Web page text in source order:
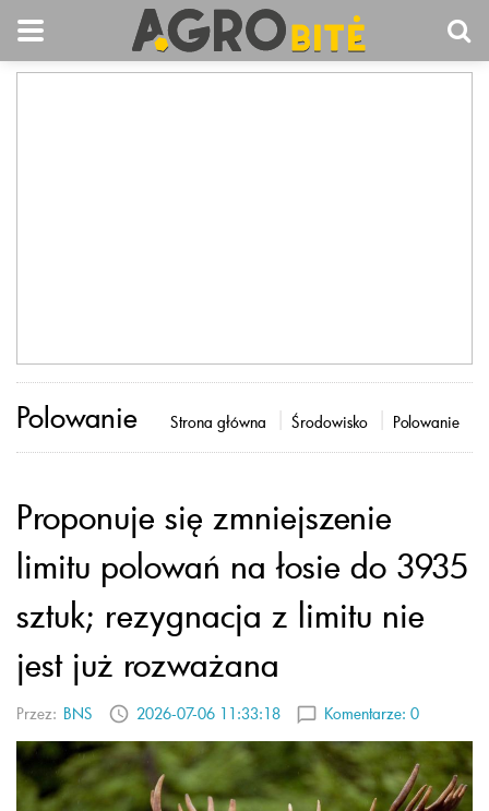
Polowanie Strona główna Środowisko Polowanie
Proponuje się zmniejszenie
limitu polowań na łosie do 3935
sztuk; rezygnacja z limitu nie
jest już rozważana
Przez: BNS 2026-07-06 11:33:18 Komentarze: 0